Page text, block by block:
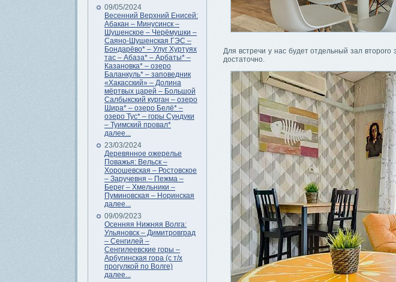
09/05/2024
Весенний Верхний Енисей:
Абакан – Минусинск –
Шушенское – Черёмушки –
Саяно-Шушенская ГЭС –
Бондарёво* – Улуг Хуртуях
тас – Абаза* – Арбаты* –
Казановка* – озеро
Баланкуль* – заповедник
«Хакасский» – Долина
мёртвых царей – Большой
Салбыкский курган – озеро
Шира* – озеро Белё* –
озеро Тус* – горы Сундуки
– Туимский провал*
далее...
23/03/2024
Деревянное ожерелье
Поважья: Вельск –
Хорошевская – Ростовское
– Заручевня – Пежма –
Берег – Хмельники –
Пуминовская – Норинская
далее...
09/09/2023
Осенняя Нижняя Волга:
Ульяновск – Димитровград
– Сенгилей –
Сенгилеевские горы –
Арбугинская гора (с т/х
прогулкой по Волге)
далее...
Для встречи у нас будет отдельный зал
достаточно.